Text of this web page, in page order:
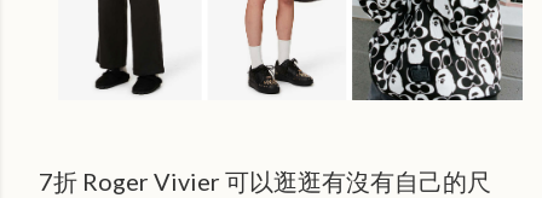
7折 Roger Vivier 可以逛逛有沒有自己的尺